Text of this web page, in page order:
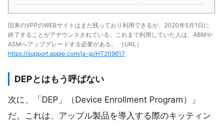
旧来のVPPのWEBサイトはまだ残っており利用できるが、2020年5月1日に
終了することがアナウンスされている。これまで利用していた人は、ABMや
ASMへアップグレードする必要がある。 ［URL］
https://support.apple.com/ja-jp/HT209617
DEPとはもう呼ばない
次に、「DEP」（Device Enrollment Program）」
だ。これは、アップル製品を導入する際のキッティン